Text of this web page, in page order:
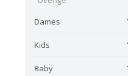
Dames
Kids
Baby